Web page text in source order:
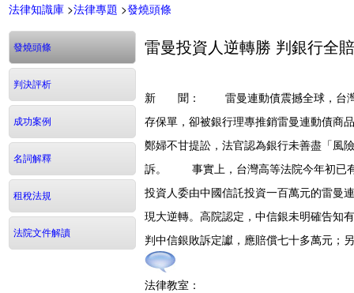
法律知識庫 >法律專題 >發燒頭條
發燒頭條
判決評析
成功案例
名詞解釋
租稅法規
法院文件解讀
雷曼投資人逆轉勝 判銀行全
新 聞：
雷曼連動債震撼全球，台
存保單，卻被銀行理專推銷雷曼連動債商
鄭婦不甘提訟，法官認為銀行未善盡「風
訴。 事實上，台灣高等法院今年初已有
投資人委由中國信託投資一百萬元的雷曼
現大逆轉。高院認定，中信銀未明確告知
判中信銀敗訴定讞，應賠償七十多萬元；
法律教室：